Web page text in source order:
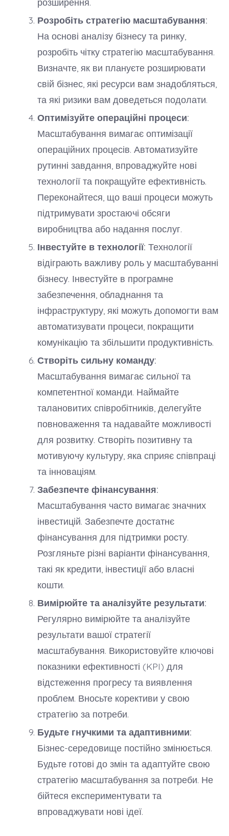
Розробіть стратегію масштабування:
На основі аналізу бізнесу та ринку,
розробіть чітку стратегію масштабування.
Визначте, як ви плануєте розширювати
свій бізнес, які ресурси вам знадобляться,
та які ризики вам доведеться подолати.
Оптимізуйте операційні процеси:
Масштабування вимагає оптимізації
операційних процесів. Автоматизуйте
рутинні завдання, впроваджуйте нові
технології та покращуйте ефективність.
Переконайтеся, що ваші процеси можуть
підтримувати зростаючі обсяги
виробництва або надання послуг.
Інвестуйте в технології: Технології
відіграють важливу роль у масштабуванні
бізнесу. Інвестуйте в програмне
забезпечення, обладнання та
інфраструктуру, які можуть допомогти вам
автоматизувати процеси, покращити
комунікацію та збільшити продуктивність.
Створіть сильну команду:
Масштабування вимагає сильної та
компетентної команди. Наймайте
талановитих співробітників, делегуйте
повноваження та надавайте можливості
для розвитку. Створіть позитивну та
мотивуючу культуру, яка сприяє співпраці
та інноваціям.
Забезпечте фінансування:
Масштабування часто вимагає значних
інвестицій. Забезпечте достатнє
фінансування для підтримки росту.
Розгляньте різні варіанти фінансування,
такі як кредити, інвестиції або власні
кошти.
Вимірюйте та аналізуйте результати:
Регулярно вимірюйте та аналізуйте
результати вашої стратегії
масштабування. Використовуйте ключові
показники ефективності (KPI) для
відстеження прогресу та виявлення
проблем. Вносьте корективи у свою
стратегію за потреби.
Будьте гнучкими та адаптивними:
Бізнес-середовище постійно змінюється.
Будьте готові до змін та адаптуйте свою
стратегію масштабування за потреби. Не
бійтеся експериментувати та
впроваджувати нові ідеї.